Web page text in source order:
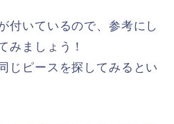
付いているので、参考にし
みましょう！
じピースを探してみるとい